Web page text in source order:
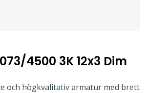
4500 3K 12x3 Dim
och högkvalitativ armatur med brett